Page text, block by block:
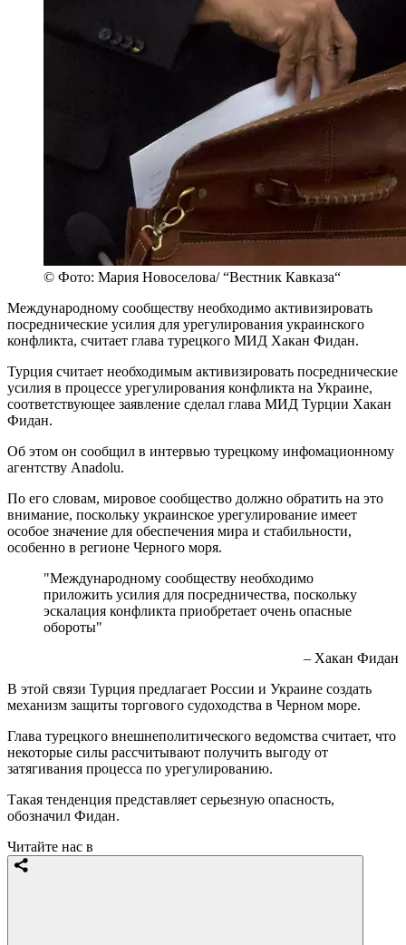
© Фото: Мария Новоселова/ “Вестник Кавказа“
Международному сообществу необходимо активизировать
посреднические усилия для урегулирования украинского
конфликта, считает глава турецкого МИД Хакан Фидан.
Турция считает необходимым активизировать посреднические
усилия в процессе урегулирования конфликта на Украине,
соответствующее заявление сделал глава МИД Турции Хакан
Фидан.
Об этом он сообщил в интервью турецкому инфомационному
агентству Anadolu.
По его словам, мировое сообщество должно обратить на это
внимание, поскольку украинское урегулирование имеет
особое значение для обеспечения мира и стабильности,
особенно в регионе Черного моря.
"Международному сообществу необходимо
приложить усилия для посредничества, поскольку
эскалация конфликта приобретает очень опасные
обороты"
– Хакан Фидан
В этой связи Турция предлагает России и Украине создать
механизм защиты торгового судоходства в Черном море.
Глава турецкого внешнеполитического ведомства считает, что
некоторые силы рассчитывают получить выгоду от
затягивания процесса по урегулированию.
Такая тенденция представляет серьезную опасность,
обозначил Фидан.
Читайте нас в